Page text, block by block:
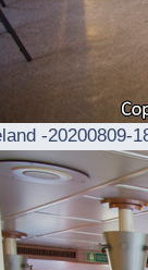
-20200809-